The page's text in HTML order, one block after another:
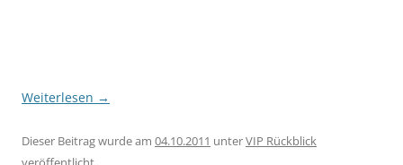
Weiterlesen →
Dieser Beitrag wurde am 04.10.2011 unterVIP Rückblick